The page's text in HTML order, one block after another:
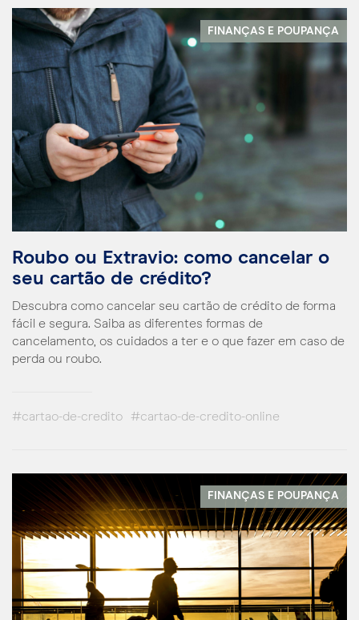
FINANÇAS E POUPANÇA
Roubo ou Extravio: como cancelar o
seu cartão de crédito?
Descubra como cancelar seu cartão de crédito de forma
fácil e segura. Saiba as diferentes formas de
cancelamento, os cuidados a ter e o que fazer em caso de
perda ou roubo.
#cartao-de-credito #cartao-de-credito-online
FINANÇAS E POUPANÇA